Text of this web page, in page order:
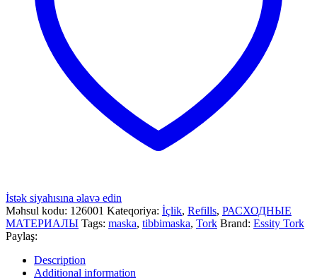
İstək siyahısına əlavə edin
Məhsul kodu: 126001 Kateqoriya: İçlik, Refills, РАСХОДНЫЕ
МАТЕРИАЛЫ Tags: maska, tibbimaska, Tork Brand: Essity Tork
Paylaş:
Description
Additional information